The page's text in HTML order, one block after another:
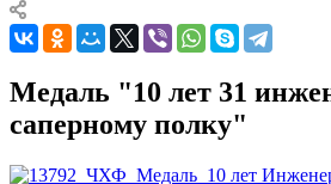
Медаль "10 лет 31
саперному полку"